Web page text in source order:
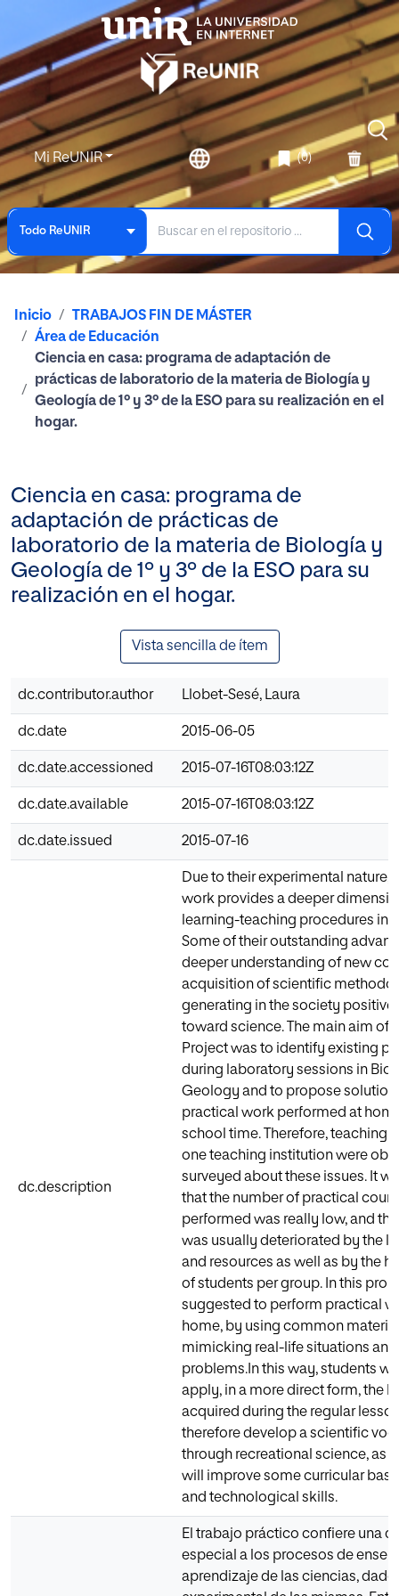
Mi ReUNIR (0)
Todo ReUNIR
Inicio
TRABAJOS FIN DE MÁSTER
Área de Educación
Ciencia en casa: programa de adaptación de
prácticas de laboratorio de la materia de Biología y
Geología de 1º y 3º de la ESO para su realización en el
hogar.
Ciencia en casa: programa de
adaptación de prácticas de
laboratorio de la materia de Biología y
Geología de 1º y 3º de la ESO para su
realización en el hogar.
Vista sencilla de ítem
dc.contributor.author Llobet-Sesé, Laura
dc.date 2015-06-05
dc.date.accessioned 2015-07-16T08:03:12Z
dc.date.available 2015-07-16T08:03:12Z
dc.date.issued 2015-07-16
dc.description
Due to their experimental nature,
work provides a deeper
learning-teaching procedures in
Some of their outstanding
deeper understanding of new
acquisition of scientific
generating in the society positive
toward science. The main aim of
Project was to identify existing
during laboratory sessions in
Geology and to propose
practical work performed at
school time. Therefore, teaching
one teaching institution were
surveyed about these issues. It
that the number of practical
performed was really low, and
was usually deteriorated by the
and resources as well as by the
of students per group. In this
suggested to perform practical
home, by using common
mimicking real-life situations and
problems.In this way, students
apply, in a more direct form, the
acquired during the regular
therefore develop a scientific
through recreational science, as
will improve some curricular
and technological skills.
El trabajo práctico confiere una
especial a los procesos de
aprendizaje de las ciencias, dado